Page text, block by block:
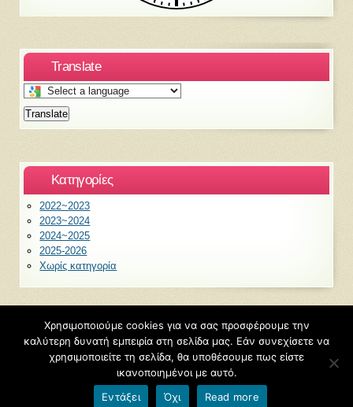
Translate
Select
a
language
this
Translate
Kατηγορίες
2022~2023
2023~2024
2024~2025
2025-2026
Χωρίς κατηγορία
©20266ο Νηπιαγωγείο Ξάνθης
Φιλοξενείται από
Χρησιμοποιούμε cookies για να σας προσφέρουμε την
καλύτερη δυνατή εμπειρία στη σελίδα μας. Εάν συνεχίσετε να
χρησιμοποιείτε τη σελίδα, θα υποθέσουμε πως είστε
ικανοποιημένοι με αυτό.
Εντάξει
Όχι Read more